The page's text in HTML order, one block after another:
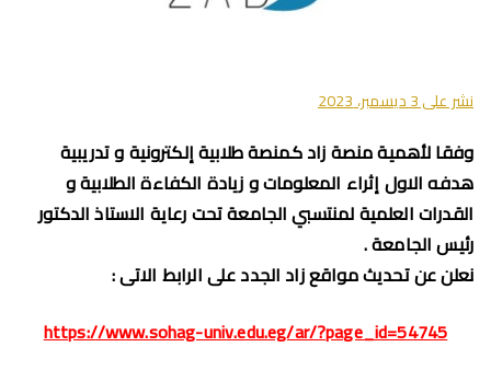
نشر على3 ديسمبر، 2023
وفقا لأهمية منصة زاد كمنصة طلابية إلكترونية و تدريبية
هدفه الاول إثراء المعلومات و زيادة الكفاءة الطلابية و
القدرات العلمية لمنتسبي الجامعة تحت رعاية الاستاذ الدكتور
رئيس الجامعة .
نعلن عن تحديث مواقع زاد الجدد على الرابط الاتى :
https://www.sohag-univ.edu.eg/ar/?page_id=54745